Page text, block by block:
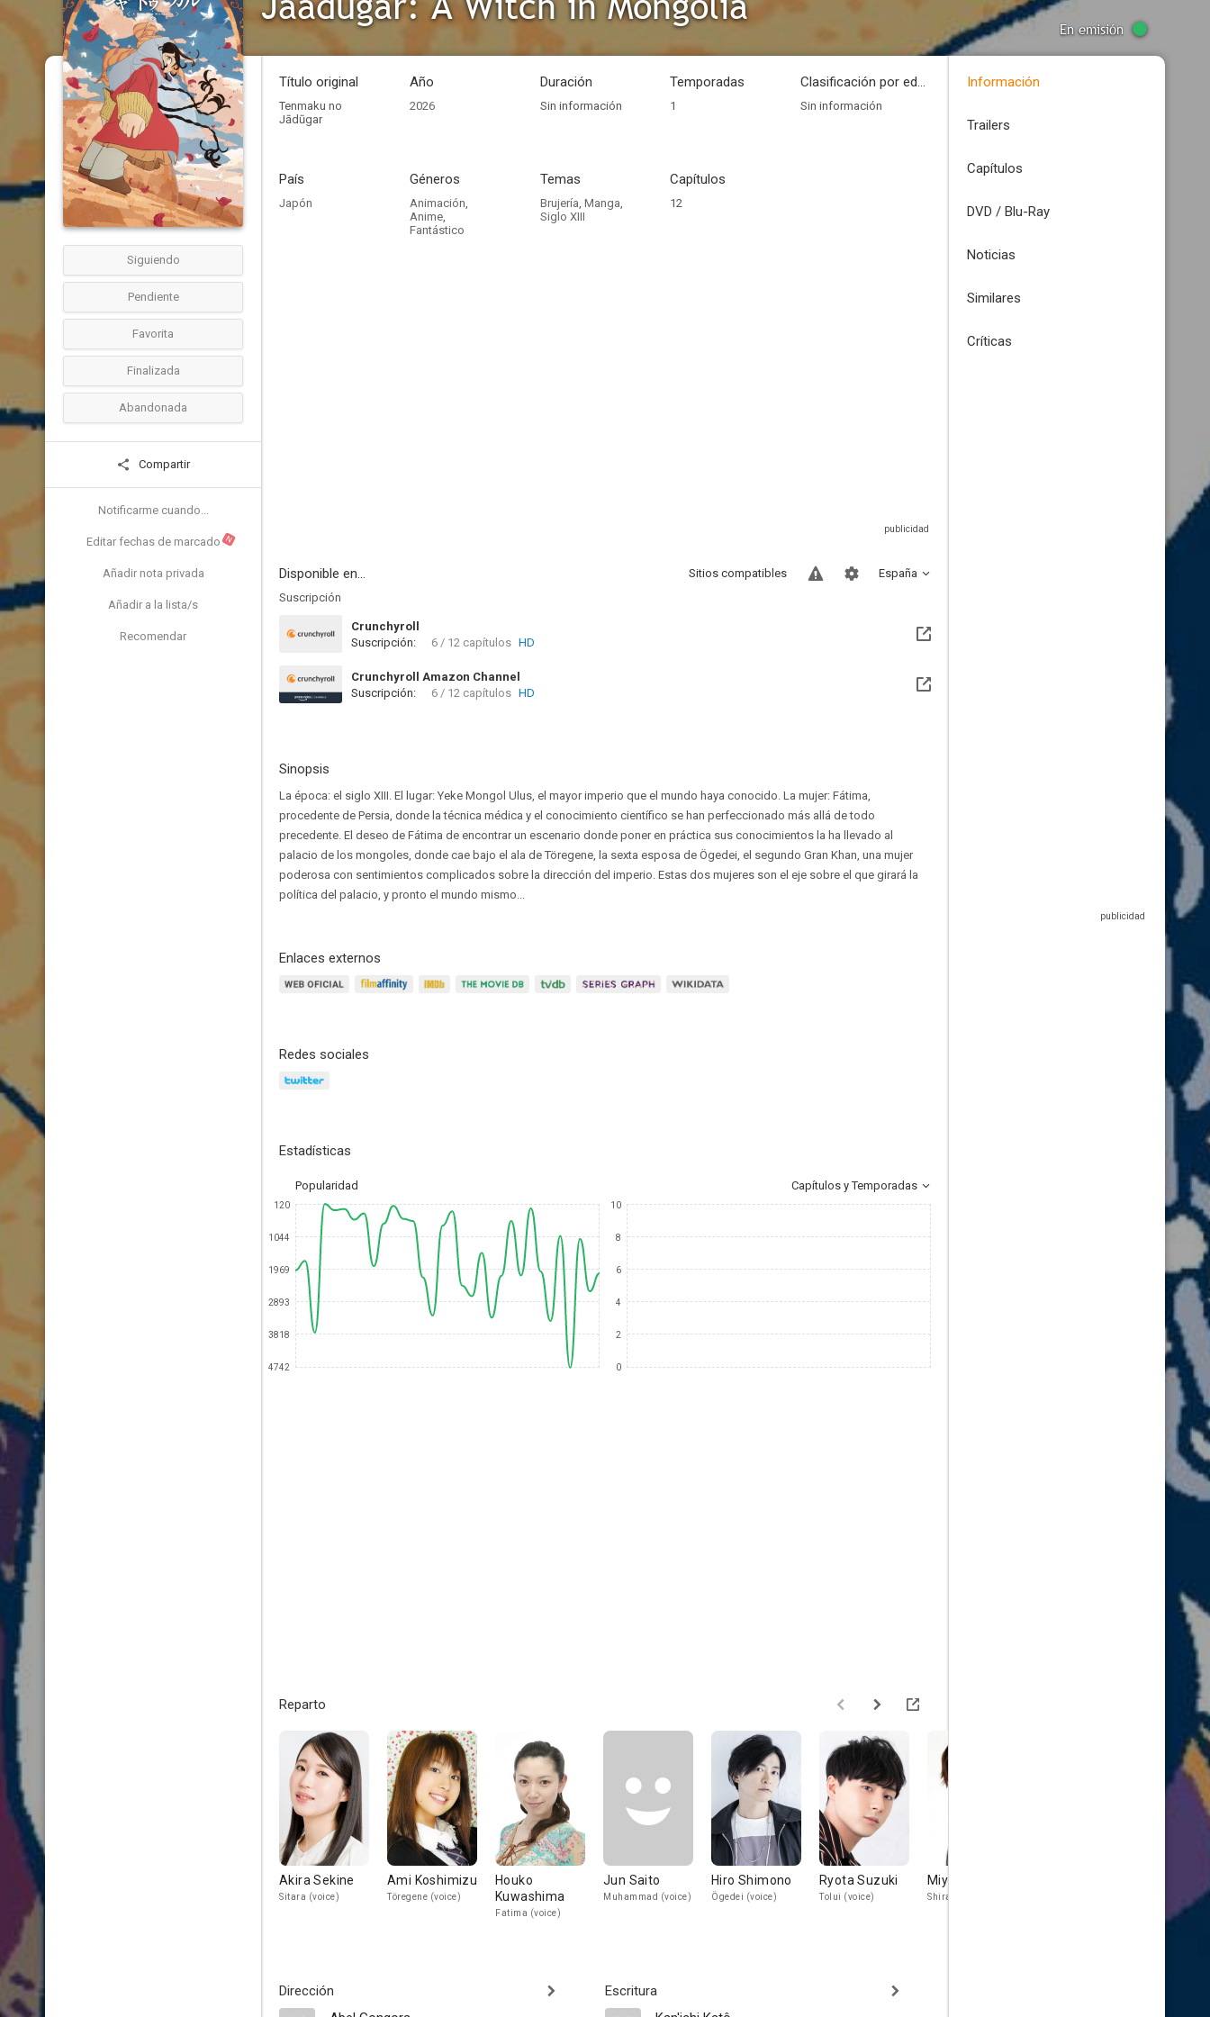
En emisión
Siguiendo
Pendiente
Favorita
Finalizada
Abandonada
Compartir
Notificarme cuando...
Editar fechas de marcado N
Añadir nota privada
Añadir a la lista/s
Recomendar
Título original
Tenmaku no
Jādūgar
Año
2026
Duración
Sin información
Temporadas
1
Clasificación por edades
Sin información
País
Japón
Géneros
Animación,
Anime,
Fantástico
Temas
Brujería, Manga,
Siglo XIII
Capítulos
12
Disponible en... España
Sitios compatibles
Suscripción
Crunchyroll
Suscripción:
6 / 12 capítulos HD
Crunchyroll Amazon Channel
Suscripción:
6 / 12 capítulos HD
Sinopsis
La época: el siglo XIII. El lugar: Yeke Mongol Ulus, el mayor imperio que el mundo haya conocido. La mujer: Fátima,
procedente de Persia, donde la técnica médica y el conocimiento científico se han perfeccionado más allá de todo
precedente. El deseo de Fátima de encontrar un escenario donde poner en práctica sus conocimientos la ha llevado al
palacio de los mongoles, donde cae bajo el ala de Töregene, la sexta esposa de Ögedei, el segundo Gran Khan, una mujer
poderosa con sentimientos complicados sobre la dirección del imperio. Estas dos mujeres son el eje sobre el que girará la
política del palacio, y pronto el mundo mismo...
Enlaces externos
Redes sociales
Estadísticas
Popularidad Capítulos y Temporadas
120
1044
1969
2893
3818
4742
10
8
6
4
2
0
Reparto
Akira Sekine
Sitara (voice)
Ami Koshimizu
Töregene (voice)
Houko
Kuwashima
Fatima (voice)
Jun Saito
Muhammad (voice)
Hiro Shimono
Ögedei (voice)
Ryota Suzuki
Tolui (voice)
Miyu Irino
Shira (voice) Jochi (voice)
Dirección
Escritura
Información
Trailers
Capítulos
DVD / Blu-Ray
Noticias
Similares
Críticas